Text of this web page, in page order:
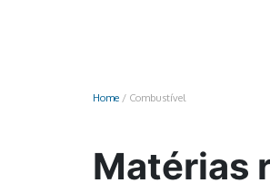
Home / Combustível
Matérias